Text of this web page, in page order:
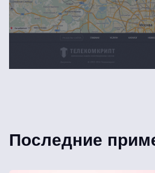
Последние